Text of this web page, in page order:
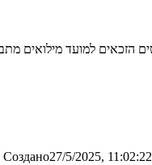
Создано27/5/2025, 11:02:22